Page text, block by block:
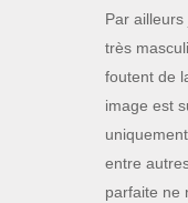
Par ailleurs
très
foutent de
image est
entre
parfaite ne